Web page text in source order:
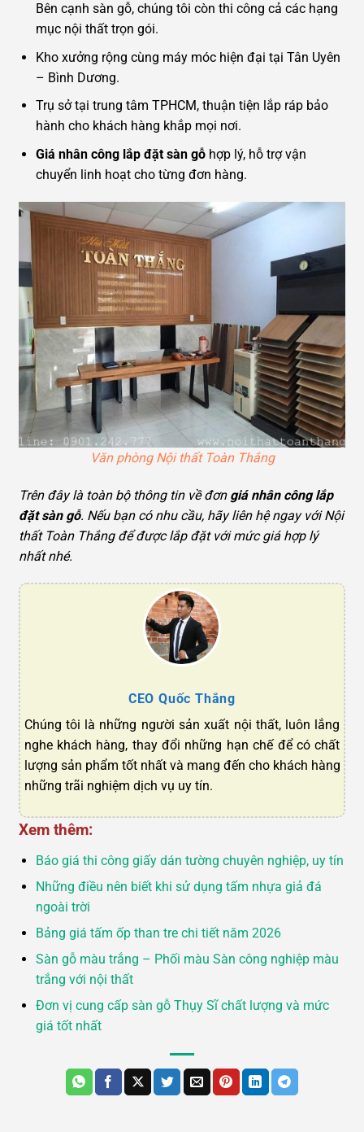
Bên cạnh sàn gỗ, chúng tôi còn thi công cả các hạng
mục nội thất trọn gói.
Kho xưởng rộng cùng máy móc hiện đại tại Tân Uyên
– Bình Dương.
Trụ sở tại trung tâm TPHCM, thuận tiện lắp ráp bảo
hành cho khách hàng khắp mọi nơi.
Giá nhân công lắp đặt sàn gỗhợp lý, hỗ trợ vận
chuyển linh hoạt cho từng đơn hàng.
Văn phòng Nội thất Toàn Thắng
Trên đây là toàn bộ thông tin về đơn giá nhân công lắp
đặt sàn gỗ. Nếu bạn có nhu cầu, hãy liên hệ ngay với Nội
thất Toàn Thắng để được lắp đặt với mức giá hợp lý
nhất nhé.
CEO Quốc Thắng
Chúng tôi là những người sản xuất nội thất, luôn lắng
nghe khách hàng, thay đổi những hạn chế để có chất
lượng sản phẩm tốt nhất và mang đến cho khách hàng
những trãi nghiệm dịch vụ uy tín.
Xem thêm:
Báo giá thi công giấy dán tường chuyên nghiệp, uy tín
Những điều nên biết khi sử dụng tấm nhựa giả đá
ngoài trời
Bảng giá tấm ốp than tre chi tiết năm 2026
Sàn gỗ màu trắng – Phối màu Sàn công nghiệp màu
trắng với nội thất
Đơn vị cung cấp sàn gỗ Thụy Sĩ chất lượng và mức
giá tốt nhất